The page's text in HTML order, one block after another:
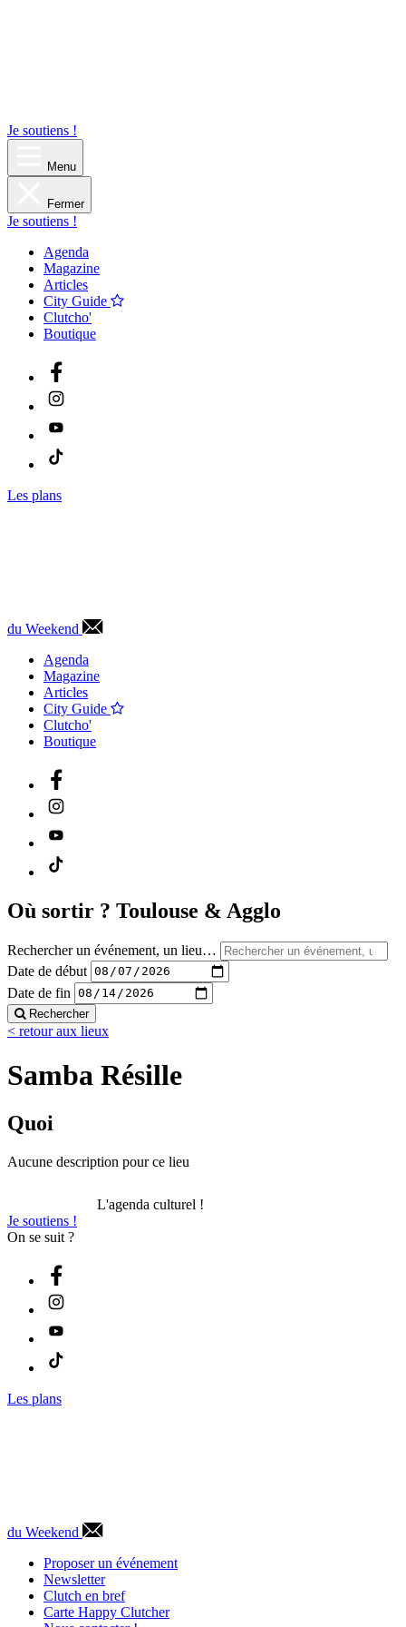
Je soutiens !
Menu
Fermer
Je soutiens !
Agenda
Magazine
Articles
City Guide
Clutcho'
Boutique
Les plans
du Weekend
Agenda
Magazine
Articles
City Guide
Clutcho'
Boutique
Où sortir ? Toulouse & Agglo
Rechercher un événement, un lieu…
Date de début
Date de fin
Rechercher
< retour aux lieux
Samba Résille
Quoi
Aucune description pour ce lieu
L'agenda culturel !
Je soutiens !
On se suit ?
Les plans
du Weekend
Proposer un événement
Newsletter
Clutch en bref
Carte Happy Clutcher